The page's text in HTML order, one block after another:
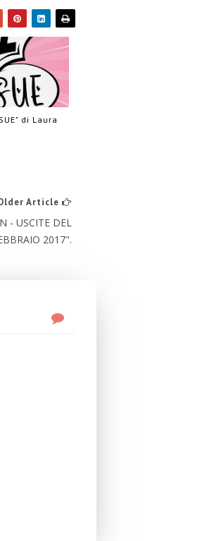
di Laura
Article
- USCITE DEL
2017".